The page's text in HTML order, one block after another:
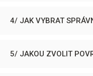
4/ JAK VYBRAT
5/ JAKOU ZVOLIT